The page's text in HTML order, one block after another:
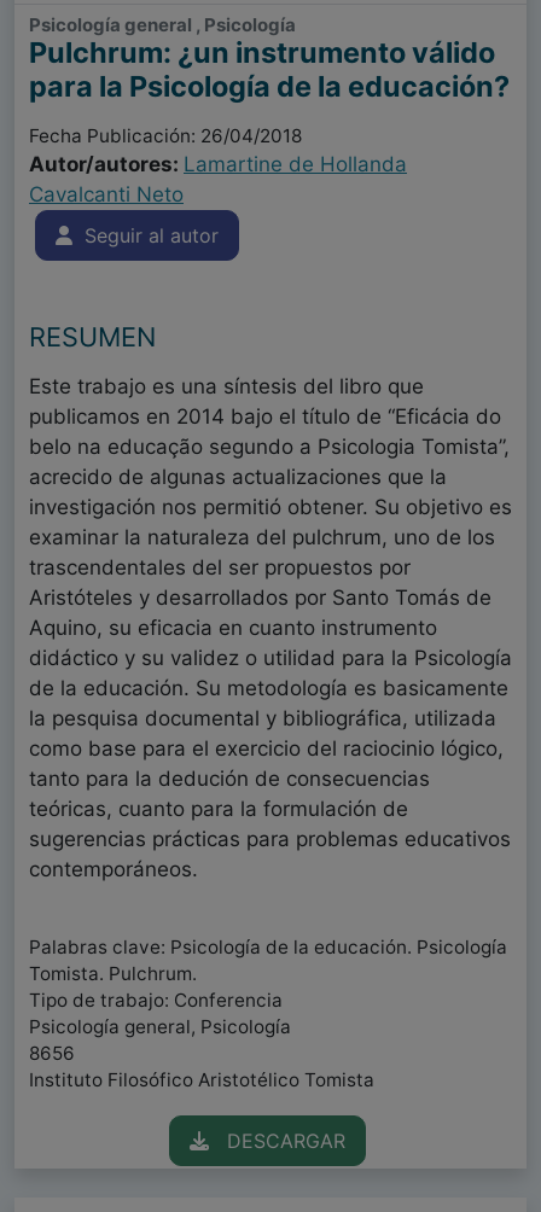
Psicología general , Psicología
Pulchrum: ¿un instrumento válido
para la Psicología de la educación?
Fecha Publicación: 26/04/2018
Autor/autores: Lamartine de Hollanda
Cavalcanti Neto
Seguir al autor
RESUMEN
Este trabajo es una síntesis del libro que
publicamos en 2014 bajo el título de “Eficácia do
belo na educação segundo a Psicologia Tomista”,
acrecido de algunas actualizaciones que la
investigación nos permitió obtener. Su objetivo es
examinar la naturaleza del pulchrum, uno de los
trascendentales del ser propuestos por
Aristóteles y desarrollados por Santo Tomás de
Aquino, su eficacia en cuanto instrumento
didáctico y su validez o utilidad para la Psicología
de la educación. Su metodología es basicamente
la pesquisa documental y bibliográfica, utilizada
como base para el exercicio del raciocinio lógico,
tanto para la dedución de consecuencias
teóricas, cuanto para la formulación de
sugerencias prácticas para problemas educativos
contemporáneos.
Palabras clave: Psicología de la educación. Psicología
Tomista. Pulchrum.
Tipo de trabajo: Conferencia
Psicología general, Psicología
8656
Instituto Filosófico Aristotélico Tomista
DESCARGAR